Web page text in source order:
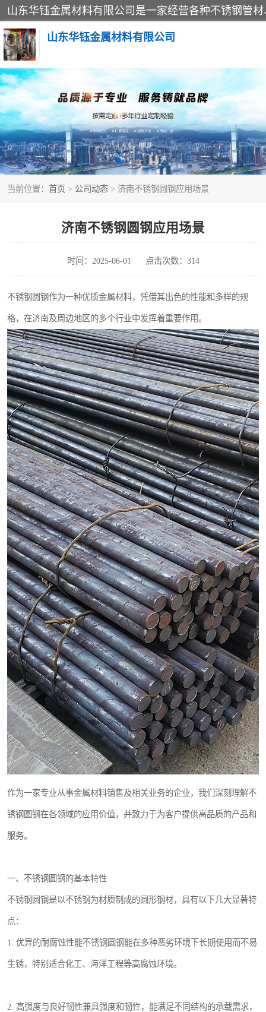
山东华钰金属材料有限公司
当前位置： 首页 > 公司动态 > 济南不锈钢圆钢应用场景
济南不锈钢圆钢应用场景
时间：2025-06-01 点击次数：314
不锈钢圆钢作为一种优质金属材料，凭借其出色的性能和多样的规
格，在济南及周边地区的多个行业中发挥着重要作用。
作为一家专业从事金属材料销售及相关业务的企业，我们深刻理解不
锈钢圆钢在各领域的应用价值，并致力于为客户提供高品质的产品和
服务。
一、不锈钢圆钢的基本特性
不锈钢圆钢是以不锈钢为材质制成的圆形钢材，具有以下几大显著特
点：
1. 优异的耐腐蚀性能不锈钢圆钢能在多种恶劣环境下长期使用而不易
生锈，特别适合化工、海洋工程等高腐蚀环境。
2. 高强度与良好韧性兼具强度和韧性，能满足不同结构的承载需求，
不锈钢管
管件标准件
不锈钢人孔
不锈钢角钢